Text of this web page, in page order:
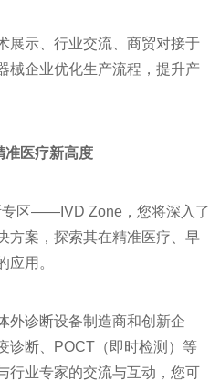
展示、行业交流、商贸对接于
械企业优化生产流程，提升产
准医疗新高度
专区——IVD Zone，您将深入了
方案，探索其在精准医疗、早
应用。
外诊断设备制造商和创新企
诊断、POCT（即时检测）等
行业专家的交流与互动，您可